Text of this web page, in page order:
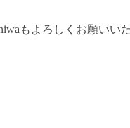
もよろしくお願いい